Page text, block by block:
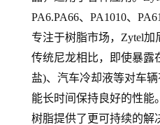
PA6.PA66、PA1010、
专注于树脂市场，Zytel
传统尼龙相比，即使暴露
盐)、汽车冷却液等对车
能长时间保持良好的性能
树脂提供了更可持续的解